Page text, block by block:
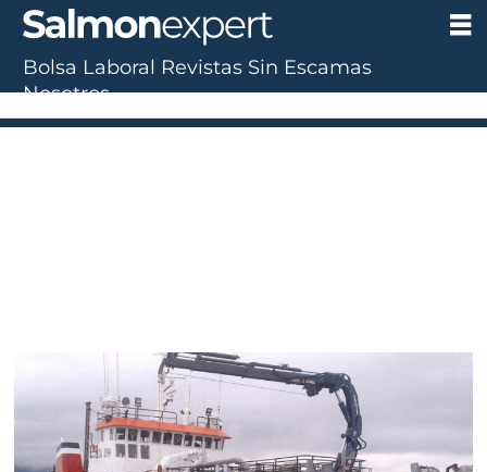
Tag:
piloto
Bolsa Laboral Revistas Sin Escamas
Nosotros